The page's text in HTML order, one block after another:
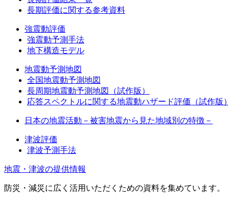
長期評価に関する参考資料
強震動評価
強震動予測手法
地下構造モデル
地震動予測地図
全国地震動予測地図
長周期地震動予測地図（試作版）
応答スペクトルに関する地震動ハザード評価（試作版）
日本の地震活動－被害地震から見た地域別の特徴－
津波評価
津波予測手法
地震・津波の提供情報
防災・減災に広く活用いただくための資料を集めています。